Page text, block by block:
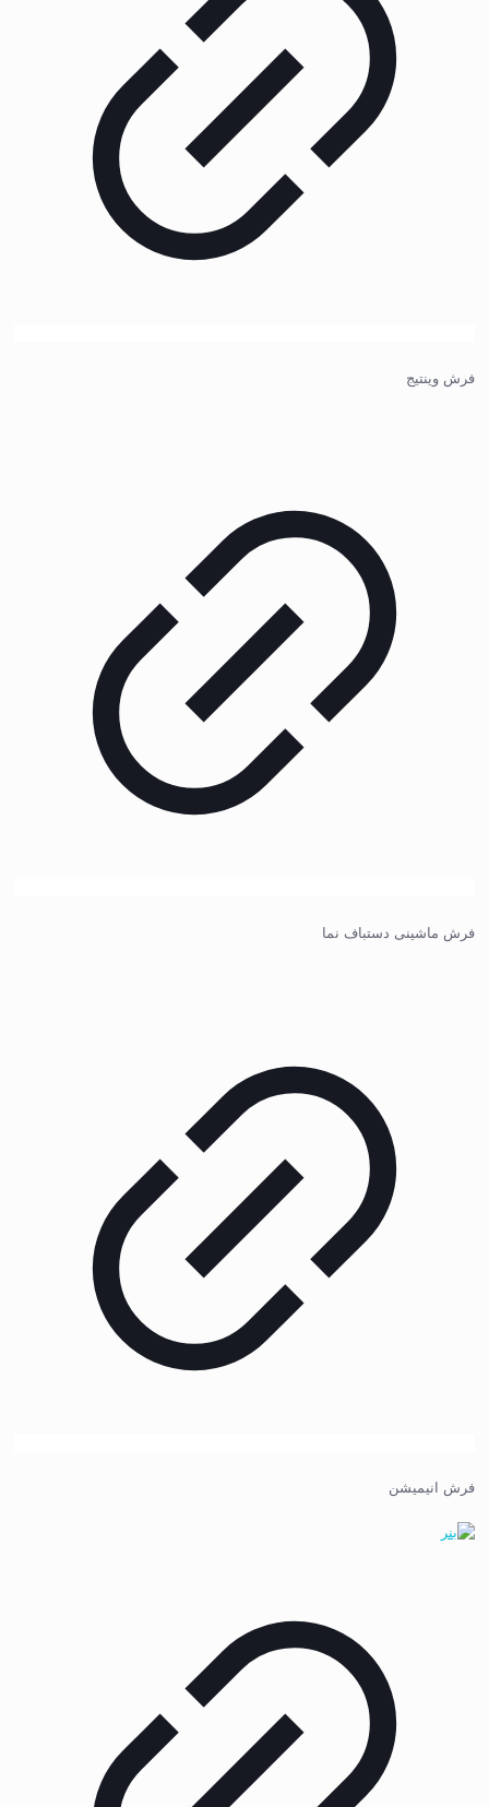
فرش وینتیج
فرش ماشینی دستباف نما
فرش انیمیشن